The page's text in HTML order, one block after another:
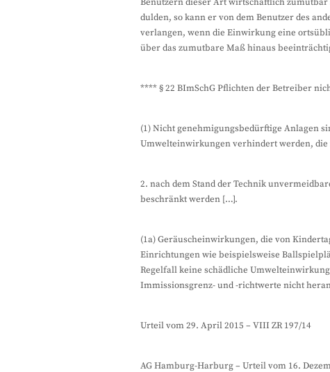
dulden, so kann er von dem Benutzer des
verlangen, wenn die Einwirkung eine
über das zumutbare Maß hinaus
**** § 22 BImSchG Pflichten der Betreiber
(1) Nicht genehmigungsbedürftige Anlagen
Umwelteinwirkungen verhindert werden, die
2. nach dem Stand der Technik
beschränkt werden […].
(1a) Geräuscheinwirkungen, die von
Einrichtungen wie beispielsweise
Regelfall keine schädliche
Immissionsgrenz- und -richtwerte nicht
Urteil vom 29. April 2015 – VIII ZR 197/14
AG Hamburg-Harburg – Urteil vom 16.